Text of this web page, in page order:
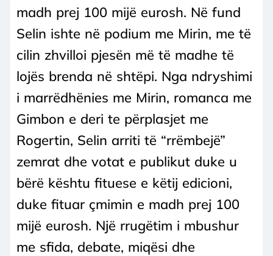
madh prej 100 mijë eurosh. Në fund
Selin ishte në podium me Mirin, me të
cilin zhvilloi pjesën më të madhe të
lojës brenda në shtëpi. Nga ndryshimi
i marrëdhënies me Mirin, romanca me
Gimbon e deri te përplasjet me
Rogertin, Selin arriti të “rrëmbejë”
zemrat dhe votat e publikut duke u
bërë kështu fituese e këtij edicioni,
duke fituar çmimin e madh prej 100
mijë eurosh. Një rrugëtim i mbushur
me sfida, debate, miqësi dhe